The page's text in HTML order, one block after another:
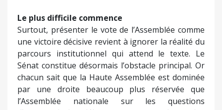
Le plus difficile commence
Surtout, présenter le vote de l’Assemblée comme
une victoire décisive revient à ignorer la réalité du
parcours institutionnel qui attend le texte. Le
Sénat constitue désormais l’obstacle principal. Or
chacun sait que la Haute Assemblée est dominée
par une droite beaucoup plus réservée que
l’Assemblée nationale sur les questions